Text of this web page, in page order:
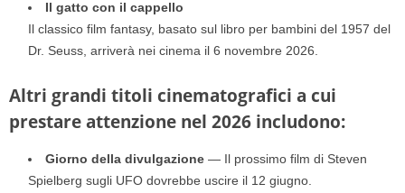
Il gatto con il cappello
Il classico film fantasy, basato sul libro per bambini del 1957 del
Dr. Seuss, arriverà nei cinema il 6 novembre 2026.
Altri grandi titoli cinematografici a cui
prestare attenzione nel 2026 includono:
Giorno della divulgazione — Il prossimo film di Steven
Spielberg sugli UFO dovrebbe uscire il 12 giugno.